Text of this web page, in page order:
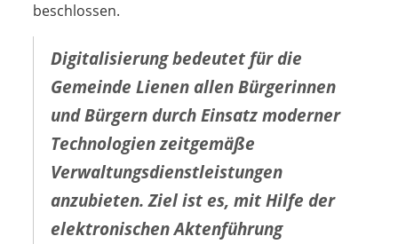
beschlossen.
Digitalisierung bedeutet für die
Gemeinde Lienen allen Bürgerinnen
und Bürgern durch Einsatz moderner
Technologien zeitgemäße
Verwaltungsdienstleistungen
anzubieten. Ziel ist es, mit Hilfe der
elektronischen Aktenführung